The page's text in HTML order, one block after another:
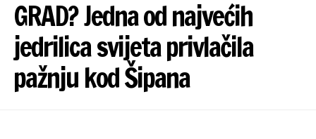
GRAD? Jedna od najvećih
jedrilica svijeta privlačila
pažnju kod Šipana